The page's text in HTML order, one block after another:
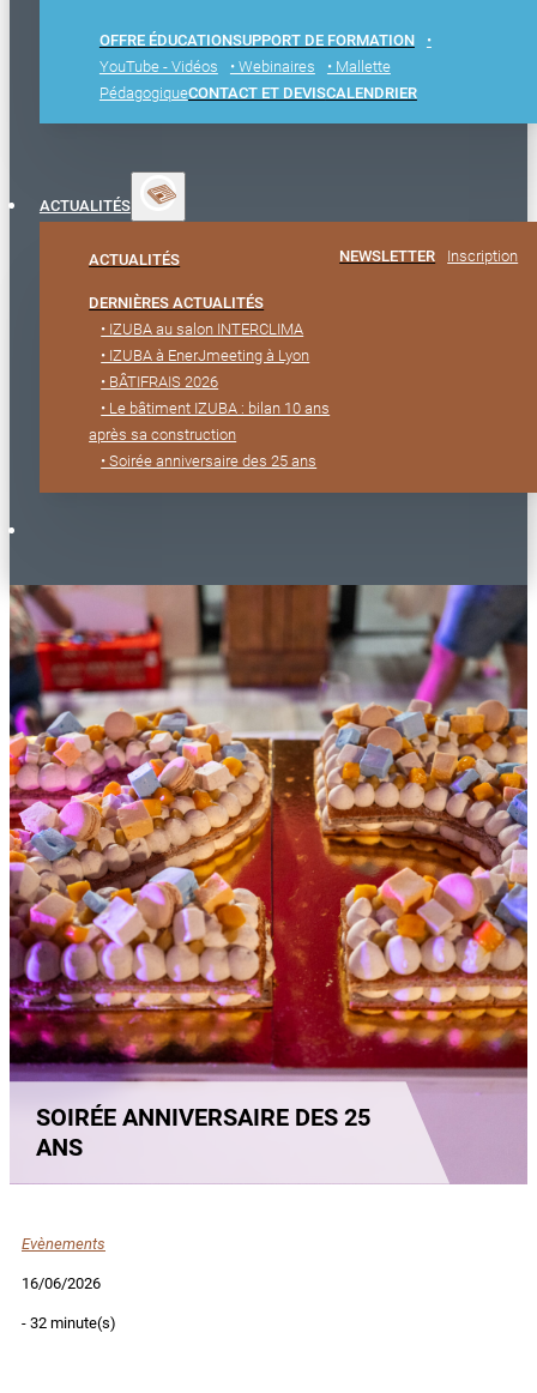
OFFRE ÉDUCATIONSUPPORT DE FORMATION
•
YouTube - Vidéos
• Webinaires
• Mallette
PédagogiqueCONTACT ET DEVISCALENDRIER
ACTUALITÉS
ACTUALITÉS
DERNIÈRES ACTUALITÉS
• IZUBA au salon INTERCLIMA
• IZUBA à EnerJmeeting à Lyon
• BÂTIFRAIS 2026
• Le bâtiment IZUBA : bilan 10 ans
après sa construction
• Soirée anniversaire des 25 ans
NEWSLETTER Inscription
SOIRÉE ANNIVERSAIRE DES 25
ANS
Evènements
16/06/2026
- 32 minute(s)